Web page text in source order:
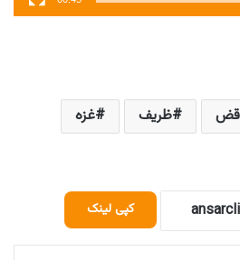
ظریف
غزه
کپی لینک